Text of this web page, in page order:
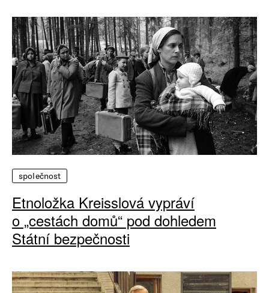
společnost
Etnoložka Kreisslová vypráví
o „cestách domů“ pod dohledem
Státní bezpečnosti